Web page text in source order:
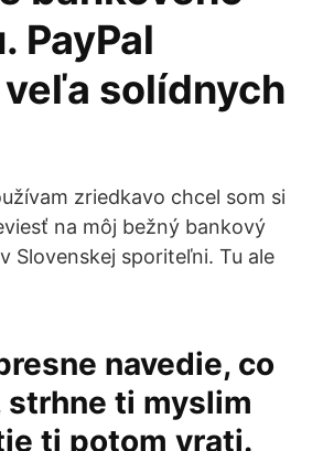
PayPal
solídnych
zriedkavo chcel som si
na môj bežný bankový
Slovenskej sporiteľni. Tu ale
navedie, co
strhne ti myslim
ti potom vrati.